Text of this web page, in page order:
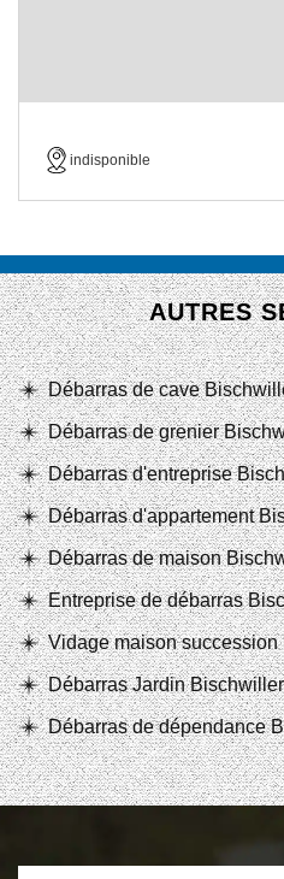
indisponible
AUTRES
Débarras de cave
Débarras de grenier
Débarras d'entreprise
Débarras d'appartement
Débarras de maison
Entreprise de débarras
Vidage maison
Débarras Jardin
Débarras de dépendance